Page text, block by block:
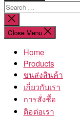
Search
for:
Close
search
Close Menu
Home
Products
ขนส่งสินค้า
เกี่ยวกับเรา
การสั่งชื้อ
ติอต่อเรา